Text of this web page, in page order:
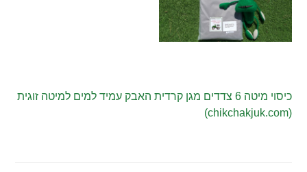
כיסוי מיטה 6 צדדים מגן קרדית האבק עמיד למים למיטה זוגית
(chikchakjuk.com)